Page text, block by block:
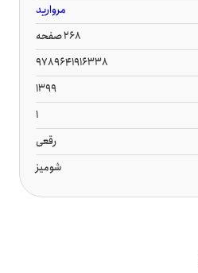
مروارید
268 صفحه
9789641916338
1399
1
رقعی
شومیز